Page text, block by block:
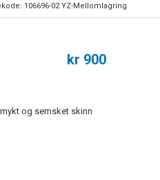
106696-02 YZ-Mellomlagring
kr 900
og semsket skinn